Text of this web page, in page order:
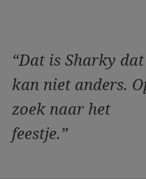
“Dat is Sharky dat
kan niet anders.
zoek naar het
feestje.”